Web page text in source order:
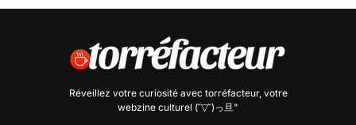
Réveillez votre curiosité avec torréfacteur, votre
webzine culturel (˘▽˘)っ旦"